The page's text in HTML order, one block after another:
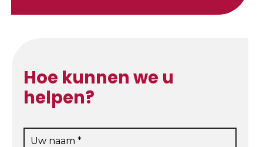
Hoe kunnen we u
helpen?